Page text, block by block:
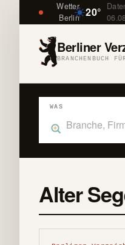
Wetter
Berlin 20°
Berliner
BRANCHENBUCH
WAS
Alter